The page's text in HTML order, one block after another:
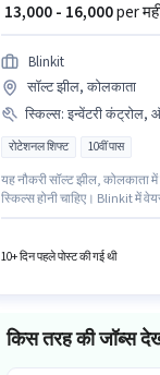
₹ 13,000 - 16,000per
Blinkit
सॉल्ट झील, कोलकाता
स्किल्स: इन्वेंटरी कंट्रोल,
रोटेशनल शिफ्ट 10वीं पास
यह नौकरी सॉल्ट झील, कोलकाता
स्किल्स होनी चाहिए। Blinkit में
10+ दिन पहले पोस्ट की गई थी
किस तरह की जॉब्स